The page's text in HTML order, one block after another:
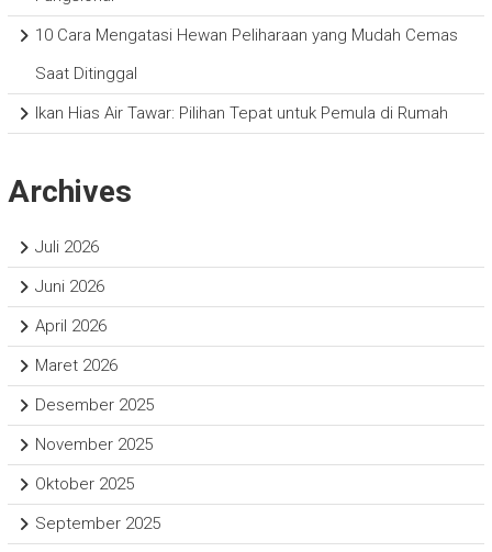
10 Cara Mengatasi Hewan Peliharaan yang Mudah Cemas
Saat Ditinggal
Ikan Hias Air Tawar: Pilihan Tepat untuk Pemula di Rumah
Archives
Juli 2026
Juni 2026
April 2026
Maret 2026
Desember 2025
November 2025
Oktober 2025
September 2025